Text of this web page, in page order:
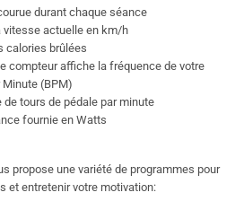
durant chaque séance
vitesse actuelle en km/h
calories brûlées
compteur affiche la fréquence de votre
(BPM)
de tours de pédale par minute
fournie en Watts
propose une variété de programmes pour
et entretenir votre motivation: